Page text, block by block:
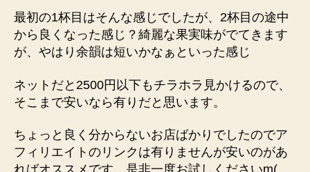
最初の1杯目はそんな感じでしたが、2杯目の途中
から良くなった感じ？綺麗な果実味がでてきます
が、やはり余韻は短いかなぁといった感じ
ネットだと2500円以下もチラホラ見かけるので、
そこまで安いなら有りだと思います。
ちょっと良く分からないお店ばかりでしたのでア
フィリエイトのリンクは有りませんが安いのがあ